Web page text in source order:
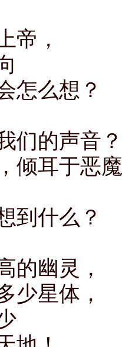
帝，
怎么想？
们的声音
倾耳于恶
到什么？
的幽灵，
少星体，